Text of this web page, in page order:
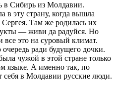
в Сибирь из Молдавии.
в эту страну, когда вышла
Там же родилась их
— живи да радуйся. Но
все это на суровый климат.
ради будущего дочки.
чужой в этой стране только
языке. А именно так, по
в Молдавии русские люди.